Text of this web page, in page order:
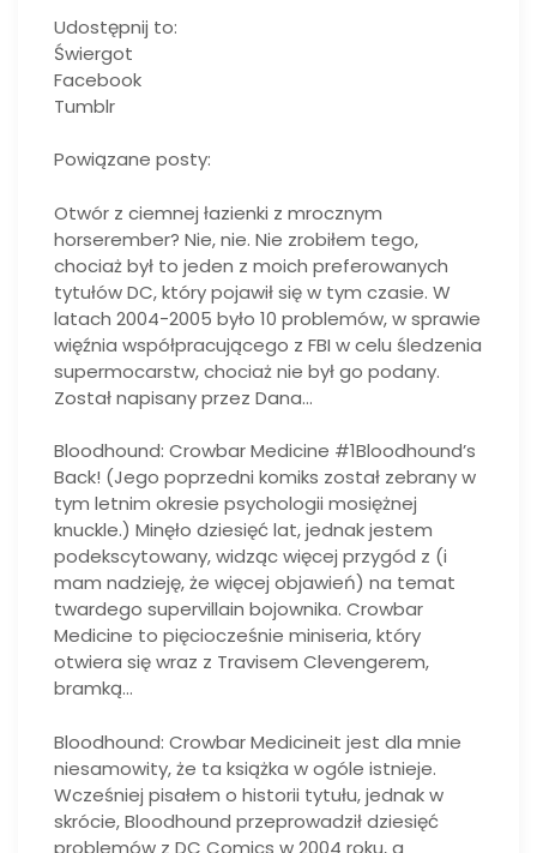
Udostępnij to:
Świergot
Facebook
Tumblr
Powiązane posty:
Otwór z ciemnej łazienki z mrocznym
horserember? Nie, nie. Nie zrobiłem tego,
chociaż był to jeden z moich preferowanych
tytułów DC, który pojawił się w tym czasie. W
latach 2004-2005 było 10 problemów, w sprawie
więźnia współpracującego z FBI w celu śledzenia
supermocarstw, chociaż nie był go podany.
Został napisany przez Dana…
Bloodhound: Crowbar Medicine #1Bloodhound’s
Back! (Jego poprzedni komiks został zebrany w
tym letnim okresie psychologii mosiężnej
knuckle.) Minęło dziesięć lat, jednak jestem
podekscytowany, widząc więcej przygód z (i
mam nadzieję, że więcej objawień) na temat
twardego supervillain bojownika. Crowbar
Medicine to pięciocześnie miniseria, który
otwiera się wraz z Travisem Clevengerem,
bramką…
Bloodhound: Crowbar Medicineit jest dla mnie
niesamowity, że ta książka w ogóle istnieje.
Wcześniej pisałem o historii tytułu, jednak w
skrócie, Bloodhound przeprowadził dziesięć
problemów z DC Comics w 2004 roku, a